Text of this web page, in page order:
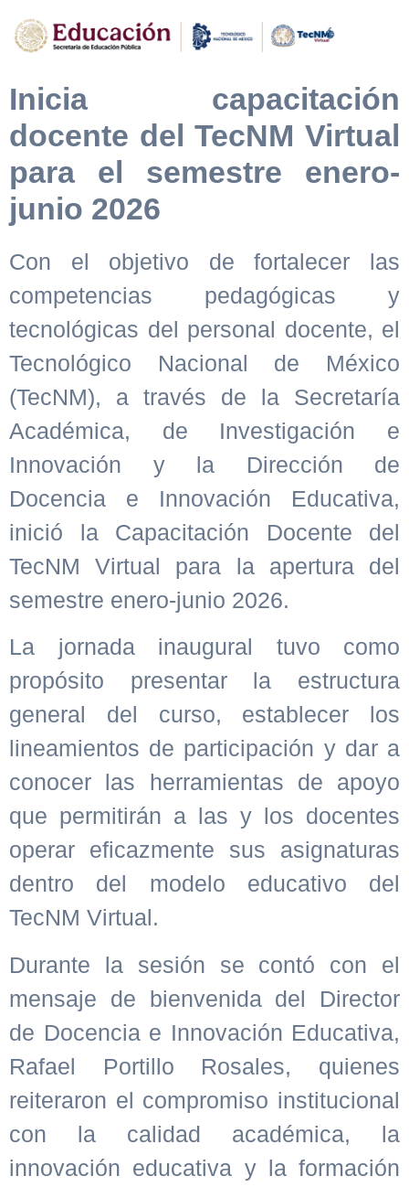
Inicia capacitación
docente del TecNM Virtual
para el semestre enero-
junio 2026
Con el objetivo de fortalecer las
competencias pedagógicas y
tecnológicas del personal docente, el
Tecnológico Nacional de México
(TecNM), a través de la Secretaría
Académica, de Investigación e
Innovación y la Dirección de
Docencia e Innovación Educativa,
inició la Capacitación Docente del
TecNM Virtual para la apertura del
semestre enero-junio 2026.
La jornada inaugural tuvo como
propósito presentar la estructura
general del curso, establecer los
lineamientos de participación y dar a
conocer las herramientas de apoyo
que permitirán a las y los docentes
operar eficazmente sus asignaturas
dentro del modelo educativo del
TecNM Virtual.
Durante la sesión se contó con el
mensaje de bienvenida del Director
de Docencia e Innovación Educativa,
Rafael Portillo Rosales, quienes
reiteraron el compromiso institucional
con la calidad académica, la
innovación educativa y la formación